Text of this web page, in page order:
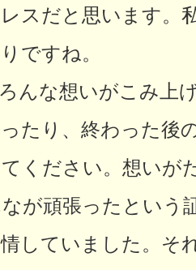
スだと思います。
ですね。
んな想いがこみ上
たり、終わった後
ください。想いが
が頑張ったという
していました。そ